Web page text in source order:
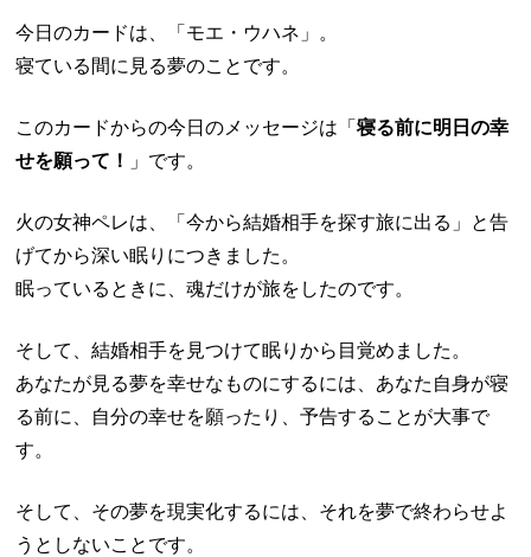
今日のカードは、「モエ・ウハネ」。
寝ている間に見る夢のことです。
このカードからの今日のメッセージは「寝る前に明日の幸
せを願って！
」です。
火の女神ペレは、「今から結婚相手を探す旅に出る」と告
げてから深い眠りにつきました。
眠っているときに、魂だけが旅をしたのです。
そして、結婚相手を見つけて眠りから目覚めました。
あなたが見る夢を幸せなものにするには、あなた自身が寝
る前に、自分の幸せを願ったり、予告することが大事で
す。
そして、その夢を現実化するには、それを夢で終わらせよ
うとしないことです。